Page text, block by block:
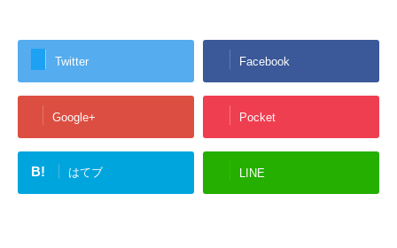
Twitter Facebook
Google+ Pocket
B! はてブ LINE